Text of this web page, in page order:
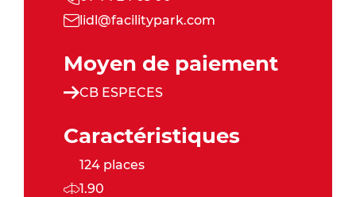
lidl@facilitypark.com
Moyen de paiement
CB ESPECES
Caractéristiques
124 places
1.90